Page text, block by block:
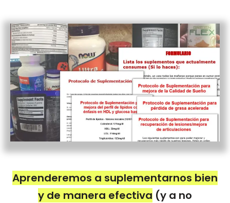
Aprenderemos a suplementarnos bien
y de manera efectiva (y a no